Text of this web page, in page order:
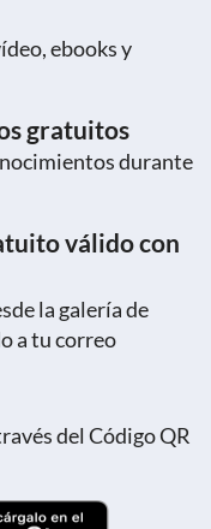
ebooks y
gratuitos
durante
válido con
la galería de
a tu correo
del Código QR